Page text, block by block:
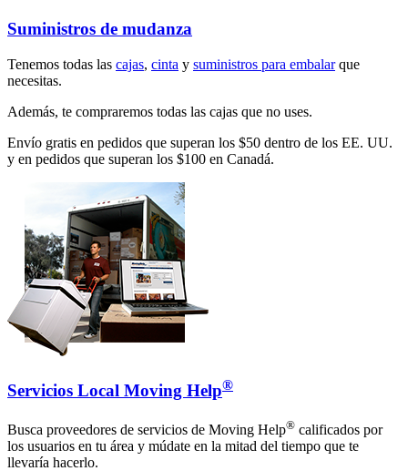
Suministros de mudanza
Tenemos todas las cajas, cinta y suministros para embalarque
necesitas.
Además, te compraremos todas las cajas que no uses.
Envío gratis en pedidos que superan los $50 dentro de los EE. UU.
y en pedidos que superan los $100 en Canadá.
Servicios Local Moving Help®
Busca proveedores de servicios de Moving Help® calificados por
los usuarios en tu área y múdate en la mitad del tiempo que te
llevaría hacerlo.